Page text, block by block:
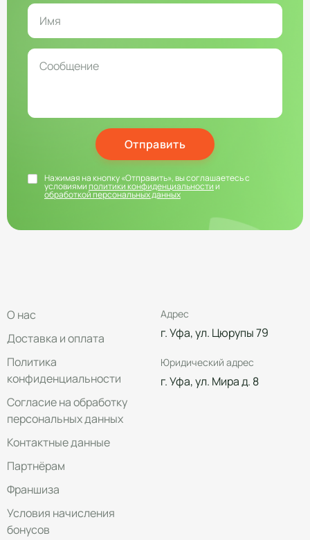
Отправить
Нажимая на кнопку «Отправить», вы соглашаетесь с
условиямиполитики конфиденциальностии
обработкой персональных данных
О нас
Доставка и оплата
Политика
конфиденциальности
Согласие на обработку
персональных данных
Контактные данные
Партнёрам
Франшиза
Условия начисления
бонусов
Адрес
г. Уфа, ул. Цюрупы 79
Юридический адрес
г. Уфа, ул. Мира д. 8